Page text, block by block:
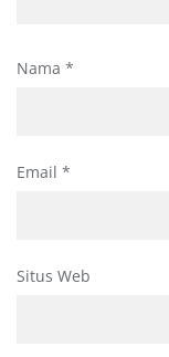
Nama *
Email *
Situs Web